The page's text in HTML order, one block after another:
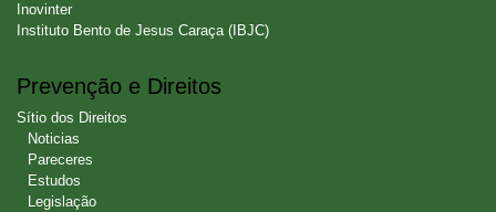
Inovinter
Instituto Bento de Jesus Caraça (IBJC)
Prevenção e Direitos
Sítio dos Direitos
Noticias
Pareceres
Estudos
Legislação